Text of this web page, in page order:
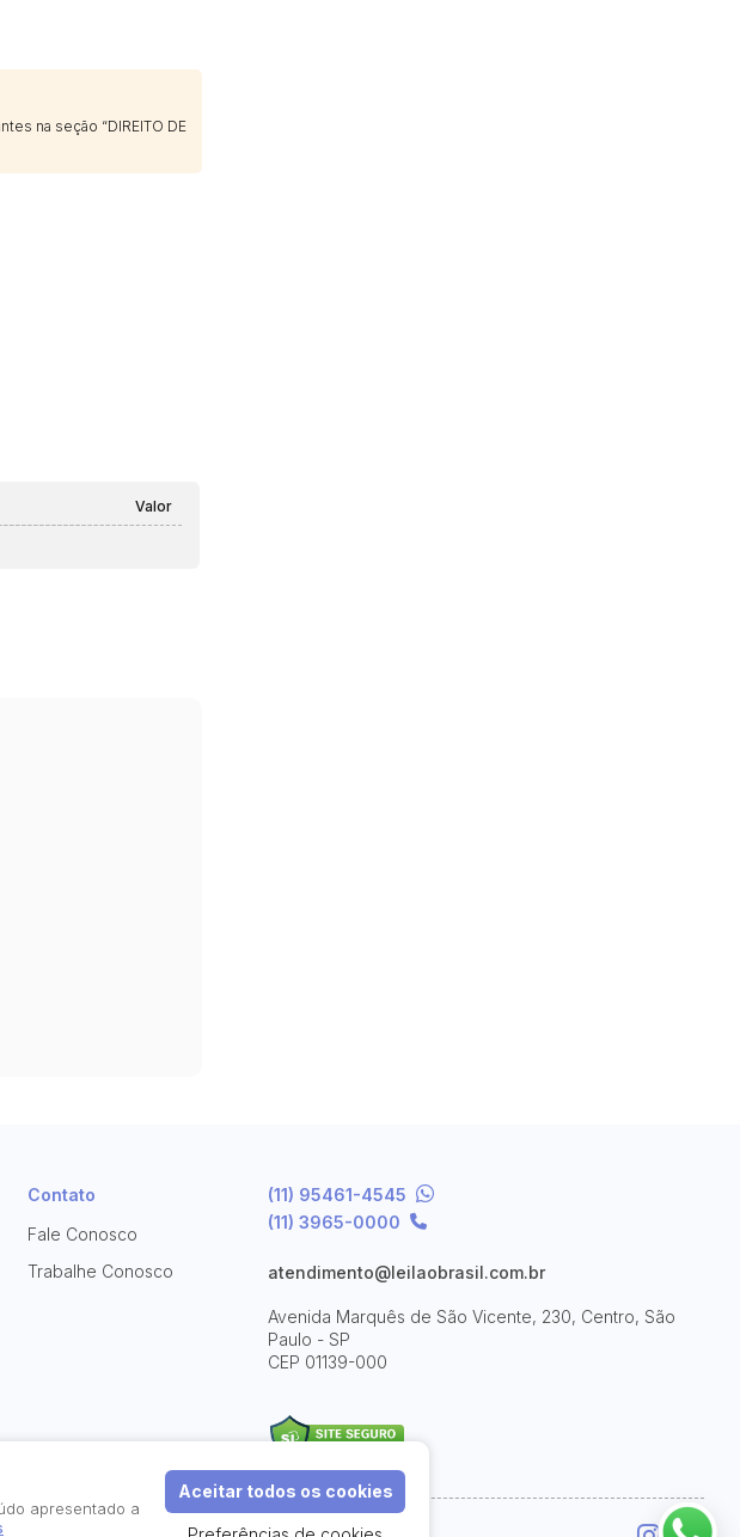
na seção “DIREITO DE
Valor
Contato
Fale Conosco
Trabalhe Conosco
(11) 95461-4545
(11) 3965-0000
atendimento@leilaobrasil.com.br
Avenida Marquês de São Vicente, 230, Centro, São
Paulo - SP
CEP 01139-000
apresentado a
Aceitar todos os cookies